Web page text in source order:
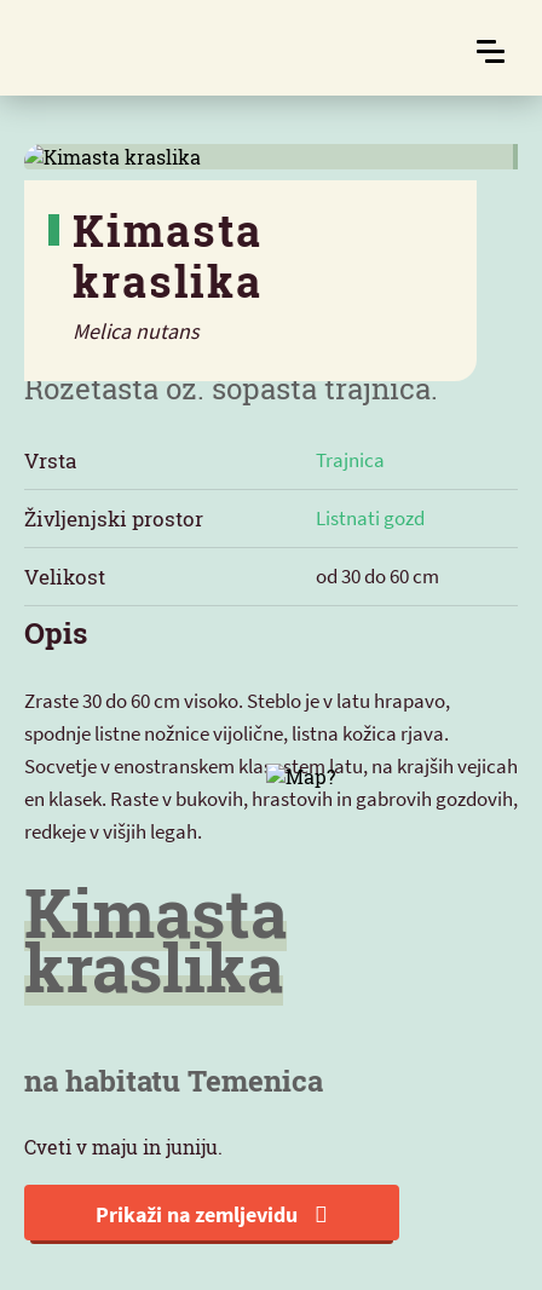
Kimasta
kraslika
Melica nutans
Značilnosti
Rozetasta oz. šopasta trajnica.
Vrsta Trajnica
Življenjski prostor Listnati gozd
Velikost od 30 do 60 cm
Opis
Zraste 30 do 60 cm visoko. Steblo je v latu hrapavo,
spodnje listne nožnice vijolične, listna kožica rjava.
Socvetje v enostranskem klasastem latu, na krajših vejicah
en klasek. Raste v bukovih, hrastovih in gabrovih gozdovih,
redkeje v višjih legah.
Kimasta
kraslika
na habitatu Temenica
Cveti v maju in juniju.
Prikaži na zemljevidu